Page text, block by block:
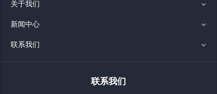
关于我们
新闻中心
联系我们
联系我们